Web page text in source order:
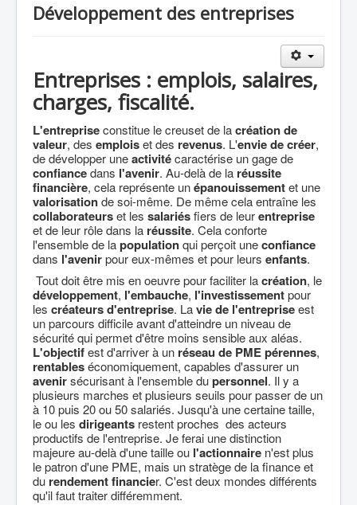
Entreprise
Agriculture
Culture Loisirs
Retraite
Démocratie
Europe
Collectivités
Communes
Gilets jaunes
Coronavirus
Contact
Développement des entreprises
Entreprises : emplois, salaires,
charges, fiscalité.
L'entrepriseconstitue le creuset de lacréation de
valeur, des emploiset des revenus. L'envie de créer,
de développer uneactivitécaractérise un gage de
confiancedans l'avenir. Au-delà de la réussite
financière, cela représente unépanouissementet une
valorisationde soi-même. De même cela entraîne les
collaborateurset les salariésfiers de leurentreprise
et de leur rôle dans la réussite. Cela conforte
l'ensemble de lapopulationqui perçoit uneconfiance
dans l'avenirpour eux-mêmes et pour leurs enfants.
Tout doit être mis en oeuvre pour faciliter lacréation, le
développement, l'embauche, l'investissementpour
les créateurs d'entreprise. Lavie de l'entrepriseest
un parcours difficile avant d'atteindre un niveau de
sécurité qui permet d'être moins sensible aux aléas.
L'objectifest d'arriver à un réseau de PMEpérennes,
rentableséconomiquement, capables d'assurer un
avenirsécurisant à l'ensemble dupersonnel. Il y a
plusieurs marches et plusieurs seuils pour passer de un
à 10 puis 20 ou 50 salariés. Jusqu'à une certaine taille,
le ou les dirigeants restent proches des acteurs
productifs de l'entreprise. Je ferai une distinction
majeure au-delà d'une taille ou l'actionnaire n'est plus
le patron d'une PME, mais un stratège de la finance et
du rendement financier. C'est deux mondes différents
qu'il faut traiter différemment.